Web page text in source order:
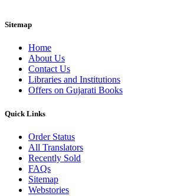
Sitemap
Home
About Us
Contact Us
Libraries and Institutions
Offers on Gujarati Books
Quick Links
Order Status
All Translators
Recently Sold
FAQs
Sitemap
Webstories